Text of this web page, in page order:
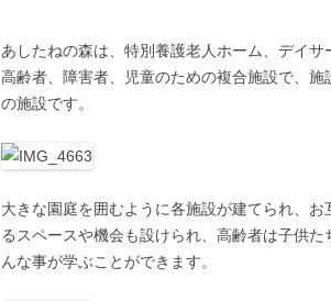
あしたねの森は、特別養護老人ホーム、デイ
高齢者、障害者、児童のための複合施設で、
の施設です。
大きな園庭を囲むように各施設が建てられ、
るスペースや機会も設けられ、高齢者は子供
んな事が学ぶことができます。